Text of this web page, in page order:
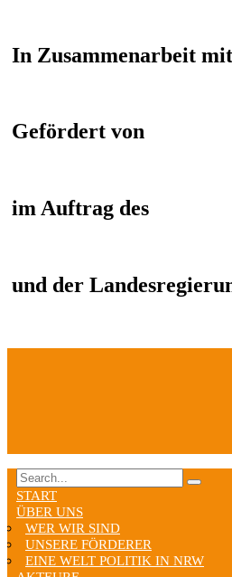
In Zusammenarbeit
Gefördert von
im Auftrag des
und der
START
ÜBER UNS
WER WIR SIND
UNSERE FÖRDERER
EINE WELT POLITIK IN NRW